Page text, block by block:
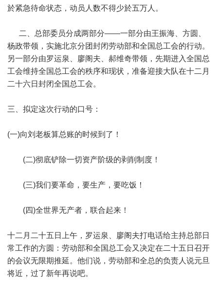
於紧急待命状态，动员人数不得少於五万人。
二、总部委员分成两部分——一部分由王振海、方圆、
杨政带领，实施北京分团封闭劳动部和全国总工会的行动。
另一部分由罗运泉、廖阁夫、郝维奇带领，先期进入全国总
工会维持全国总工会的秩序和现状，准备迎接大队在十二月
二十六日封闭全国总工会。
三、拟定这次行动的口号：
(一)向刘老板算总账的时候到了！
(二)彻底铲除一切资产阶级的剥削制度！
(三)我们要革命，要生产，要吃饭！
(四)全世界无产者，联合起来！
十二月二十五日上午，罗运泉、廖阁夫打电话给主持总部日
常工作的方圆：劳动部和全国总工会又决定在二十五日召开
的会议无限期推延。他们说，劳动部和全总的负责人说元旦
将近，过了新年再说吧。